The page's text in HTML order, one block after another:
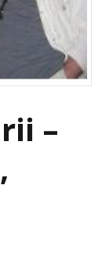
–